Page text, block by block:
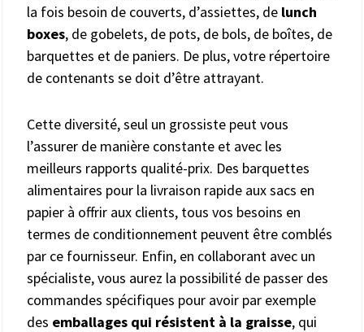
la fois besoin de couverts, d’assiettes, de lunch
boxes, de gobelets, de pots, de bols, de boîtes, de
barquettes et de paniers. De plus, votre répertoire
de contenants se doit d’être attrayant.
Cette diversité, seul un grossiste peut vous
l’assurer de manière constante et avec les
meilleurs rapports qualité-prix. Des barquettes
alimentaires pour la livraison rapide aux sacs en
papier à offrir aux clients, tous vos besoins en
termes de conditionnement peuvent être comblés
par ce fournisseur. Enfin, en collaborant avec un
spécialiste, vous aurez la possibilité de passer des
commandes spécifiques pour avoir par exemple
des emballages qui résistent à la graisse, qui